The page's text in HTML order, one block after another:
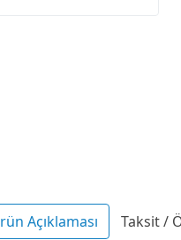
Açıklaması Taksit /